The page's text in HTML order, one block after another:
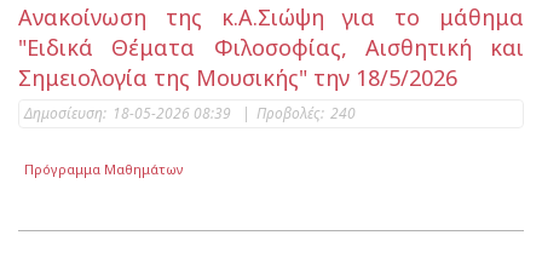
Ανακοίνωση της κ.Α.Σιώψη για το μάθημα
"Ειδικά Θέματα Φιλοσοφίας, Αισθητική και
Σημειολογία της Μουσικής" την 18/5/2026
Δημοσίευση: 18-05-2026 08:39 | Προβολές: 240
Πρόγραμμα Μαθημάτων